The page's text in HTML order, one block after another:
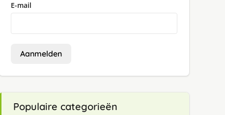
E-mail
Aanmelden
Populaire categorieën